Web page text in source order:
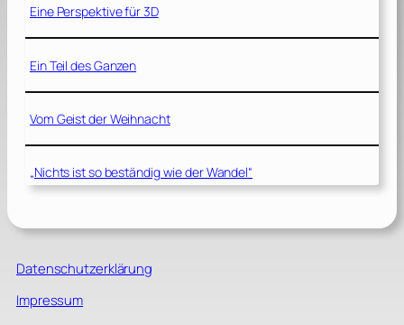
Eine Perspektive für 3D
Ein Teil des Ganzen
Vom Geist der Weihnacht
„Nichts ist so beständig wie der Wandel“
Datenschutzerklärung
Impressum